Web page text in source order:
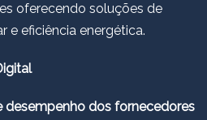
oferecendo soluções de
e eficiência energética.
desempenho dos fornecedores